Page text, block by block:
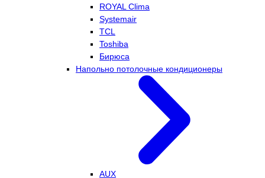
ROYAL Clima
Systemair
TCL
Toshiba
Бирюса
Напольно потолочные кондиционеры
AUX